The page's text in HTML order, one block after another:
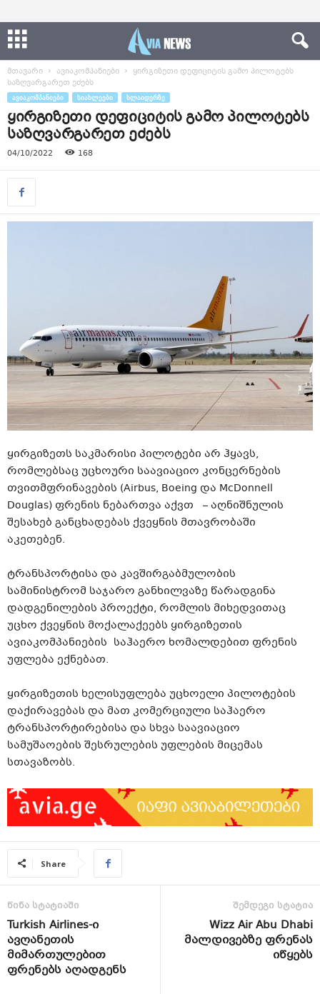
მთავარი ავიაკომპანიები
ყირგიზეთი დეფიციტის გამო პილოტებს
საზღვარგარეთ ეძებს
ᲐᲕᲘᲐᲙᲝᲛᲞᲐᲜᲘᲔᲑᲘ ᲡᲘᲐᲮᲚᲔᲔᲑᲘ ᲡᲚᲐᲘᲓᲔᲠᲖᲔ
ყირგიზეთი დეფიციტის გამო პილოტებს
საზღვარგარეთ ეძებს
04/10/2022 168
ყირგიზეთს საკმარისი პილოტები არ ჰყავს,
რომლებსაც უცხოური საავიაციო კონცერნების
თვითმფრინავების (Airbus, Boeing და McDonnell
Douglas) ფრენის ნებართვა აქვთ – აღნიშნულის
შესახებ განცხადებას ქვეყნის მთავრობაში
აკეთებენ.
ტრანსპორტისა და კავშირგაბმულობის
სამინისტრომ საჯარო განხილვაზე წარადგინა
დადგენილების პროექტი, რომლის მიხედვითაც
უცხო ქვეყნის მოქალაქეებს ყირგიზეთის
ავიაკომპანიების საჰაერო ხომალდებით ფრენის
უფლება ექნებათ.
ყირგიზეთის ხელისუფლება უცხოელი პილოტების
დაქირავებას და მათ კომერციული საჰაერო
ტრანსპორტირებისა და სხვა საავიაციო
სამუშაოების შესრულების უფლების მიცემას
სთავაზობს.
Share
წინა სტატიაში
Turkish Airlines-ი
ავღანეთის
მიმართულებით
ფრენებს აღადგენს
შემდეგი სტატია
Wizz Air Abu Dhabi
მალდივებზე ფრენას
იწყებს